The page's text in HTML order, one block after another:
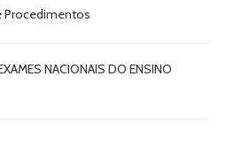
Procedimentos
NACIONAIS DO ENSINO